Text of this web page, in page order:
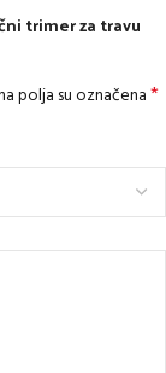
trimer za travu
polja su označena*